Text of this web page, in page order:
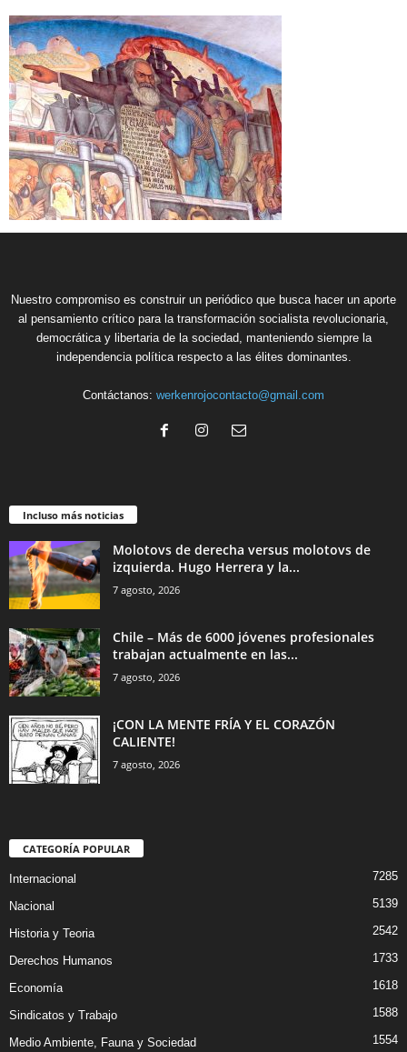
Nuestro compromiso es construir un periódico que busca hacer un aporte
al pensamiento crítico para la transformación socialista revolucionaria,
democrática y libertaria de la sociedad, manteniendo siempre la
independencia política respecto a las élites dominantes.
Contáctanos: werkenrojocontacto@gmail.com
Incluso más noticias
Molotovs de derecha versus molotovs de
izquierda. Hugo Herrera y la...
7 agosto, 2026
Chile – Más de 6000 jóvenes profesionales
trabajan actualmente en las...
7 agosto, 2026
¡CON LA MENTE FRÍA Y EL CORAZÓN
CALIENTE!
7 agosto, 2026
CATEGORÍA POPULAR
Internacional 7285
Nacional 5139
Historia y Teoria 2542
Derechos Humanos 1733
Economía 1618
Sindicatos y Trabajo 1588
Medio Ambiente, Fauna y Sociedad 1554